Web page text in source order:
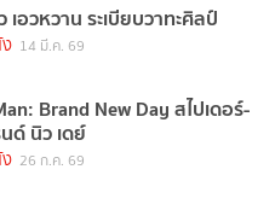
เอวหวาน ระเบียบวาทะศิลป์
14 มี.ค. 69
Brand New Day สไปเดอร์-
ด์ นิว เดย์
26 ก.ค. 69